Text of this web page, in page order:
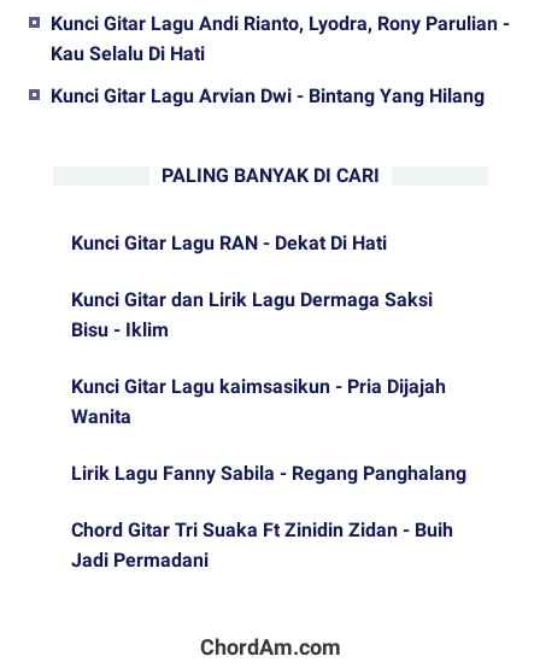
Kunci Gitar Lagu Andi Rianto, Lyodra, Rony Parulian -
Kau Selalu Di Hati
Kunci Gitar Lagu Arvian Dwi - Bintang Yang Hilang
PALING BANYAK DI CARI
Kunci Gitar Lagu RAN - Dekat Di Hati
Kunci Gitar dan Lirik Lagu Dermaga Saksi
Bisu - Iklim
Kunci Gitar Lagu kaimsasikun - Pria Dijajah
Wanita
Lirik Lagu Fanny Sabila - Regang Panghalang
Chord Gitar Tri Suaka Ft Zinidin Zidan - Buih
Jadi Permadani
ChordAm.com